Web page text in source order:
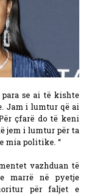
se ai të kishte
Jam i lumtur që ai
çfarë do të keni
jem i lumtur për ta
mia politike. “
vazhduan të
marrë në pyetje
për faljet e